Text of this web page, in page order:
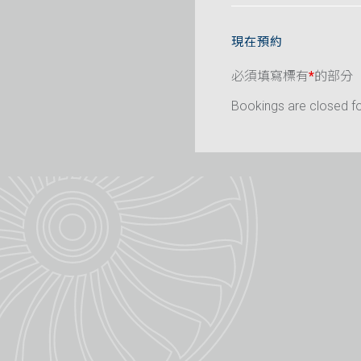
現在預約
必須填寫標有*的部分
Bookings are closed